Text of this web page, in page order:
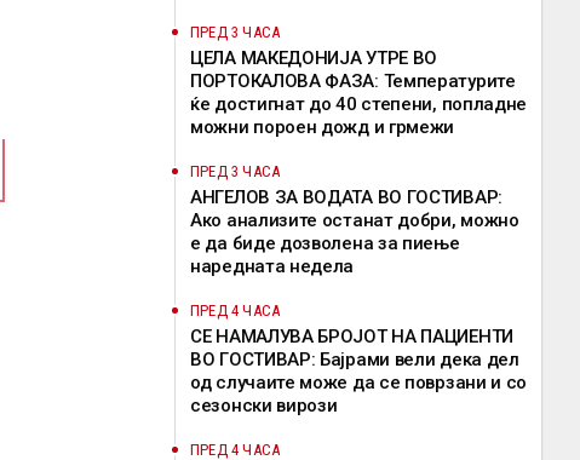
ПРЕД 3 ЧАСА
ЦЕЛА МАКЕДОНИЈА УТРЕ ВО
ПОРТОКАЛОВА ФАЗА: Температурите
ќе достигнат до 40 степени, попладне
можни пороен дожд и грмежи
ПРЕД 3 ЧАСА
АНГЕЛОВ ЗА ВОДАТА ВО ГОСТИВАР:
Ако анализите останат добри, можно
е да биде дозволена за пиење
наредната недела
ПРЕД 4 ЧАСА
СЕ НАМАЛУВА БРОЈОТ НА ПАЦИЕНТИ
ВО ГОСТИВАР: Бајрами вели дека дел
од случаите може да се поврзани и со
сезонски вирози
ПРЕД 4 ЧАСА